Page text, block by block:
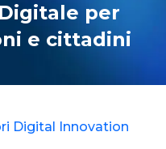
per
e cittadini
Digital Innovation